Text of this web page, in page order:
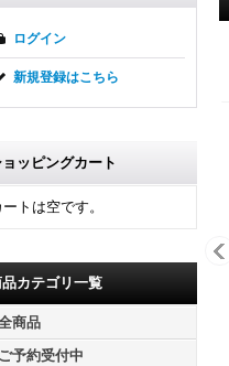
ログイン
新規登録はこちら
ョッピングカート
ートは空です。
カテゴリ一覧
商品
ご予約受付中